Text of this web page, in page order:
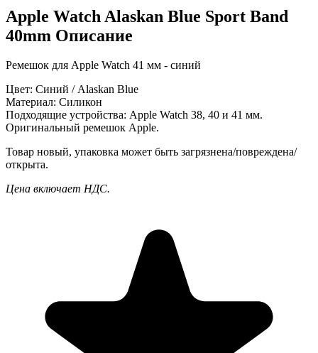
Apple Watch Alaskan Blue Sport Band
40mm Описание
Ремешок для Apple Watch 41 мм - синий
Цвет: Синий / Alaskan Blue
Материал: Силикон
Подходящие устройства: Apple Watch 38, 40 и 41 мм.
Оригинальный ремешок Apple.
Товар новый, упаковка может быть загрязнена/повреждена/
открыта.
Цена включает НДС.